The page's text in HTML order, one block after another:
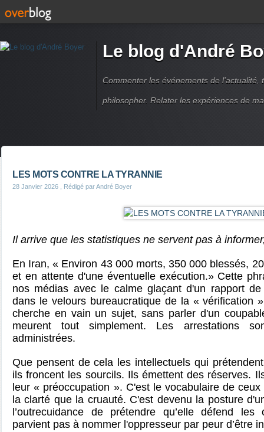
Le blog d'André
Commenter les événements de
philosopher. Relater les expériences de
LES MOTS CONTRE LA TYRANNIE
28 Janvier 2026 , Rédigé par André Boyer
Il arrive que les statistiques ne servent pas à
En Iran, « Environ 43 000 morts, 350 000 blessés,
et en attente d'une éventuelle exécution.» Cette
nos médias avec le calme glaçant d'un rapport de
dans le velours bureaucratique de la « vérification
cherche en vain un sujet, sans parler d'un
meurent tout simplement. Les arrestations
administrées.
Que pensent de cela les intellectuels qui
ils froncent les sourcils. Ils émettent des réserves.
leur « préoccupation ». C'est le vocabulaire de
la clarté que la cruauté. C'est devenu la posture
l’outrecuidance de prétendre qu’elle défend
parvient pas à nommer l'oppresseur par peur d’être